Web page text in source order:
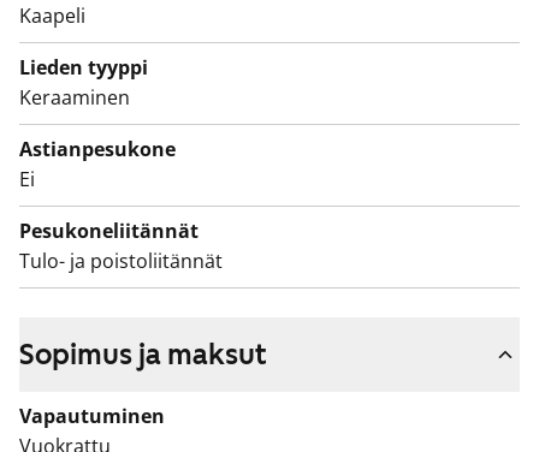
Kaapeli
Lieden tyyppi
Keraaminen
Astianpesukone
Ei
Pesukoneliitännät
Tulo- ja poistoliitännät
Sopimus ja maksut
Vapautuminen
Vuokrattu